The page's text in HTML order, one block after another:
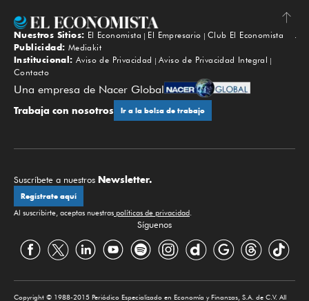
Subir
Nuestros Sitios: El Economista El Empresario
Club El Economista
Publicidad: Mediakit
Institucional: Aviso de Privacidad
Aviso de Privacidad Integral
Contacto
Una empresa de Nacer Global
Trabaja con nosotros Ir a la bolsa de trabajo
Suscríbete a nuestros Newsletter.
Regístrate aquí
Al suscribirte, aceptas nuestras políticas de privacidad.
Síguenos
Copyright © 1988-2015 Periódico Especializado en Economía y Finanzas, S.A. de C.V. All